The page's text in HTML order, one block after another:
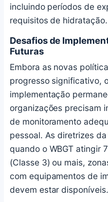
incluindo períodos de
requisitos de hidratação.
Desafios de
Futuras
Embora as novas
progresso significativo,
implementação
organizações precisam
de monitoramento
pessoal. As diretrizes
quando o WBGT atingir
(Classe 3) ou mais,
com equipamentos de
devem estar disponíveis.